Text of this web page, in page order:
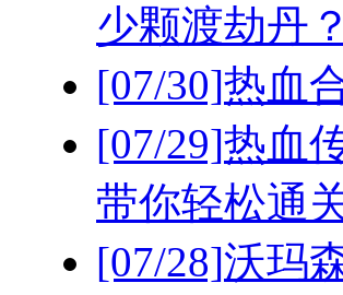
少颗渡劫丹？
[07/30]热血
[07/29]热血
带你轻松通
[07/28]沃玛